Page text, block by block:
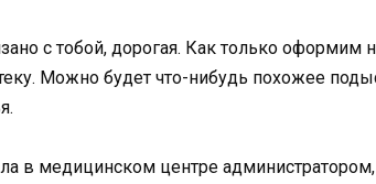
с тобой, дорогая. Как только оформим
Можно будет что-нибудь похожее
в медицинском центре